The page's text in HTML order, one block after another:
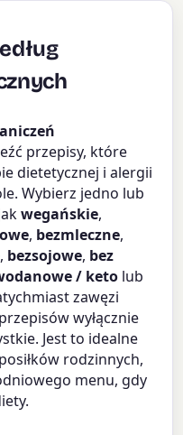
przepisy, które
dietetycznej i alergii
Wybierz jedno lub
wegańskie,
, bezmleczne,
, bezsojowe, bez
/ keto lub
zawęzi
wyłącznie
Jest to idealne
rodzinnych,
menu, gdy